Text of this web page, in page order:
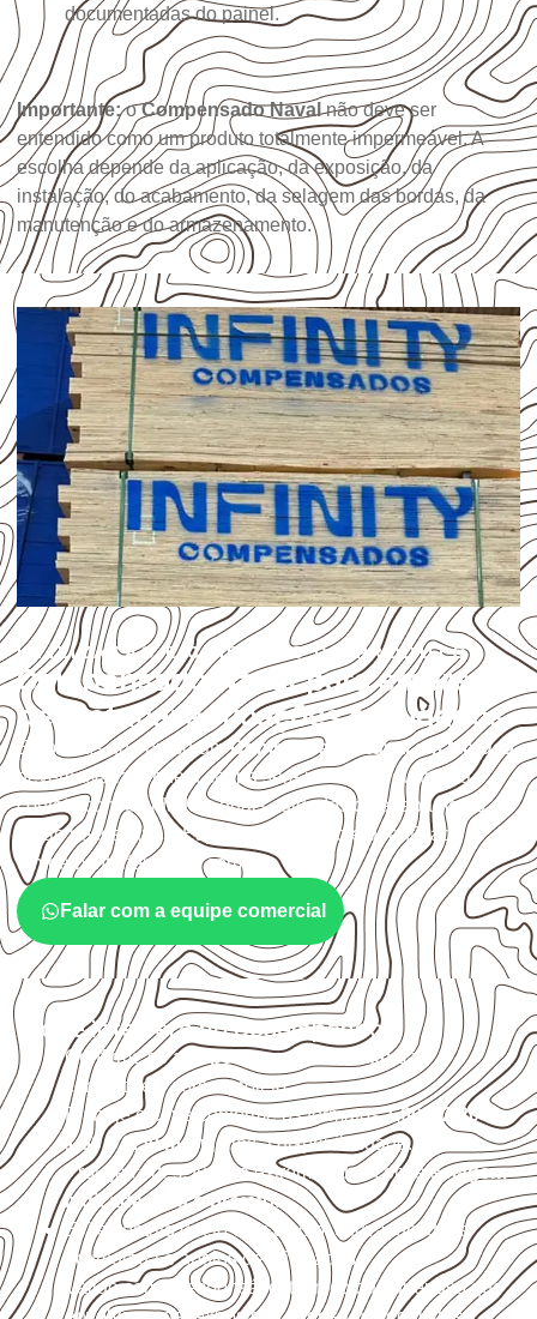
documentadas do painel.
Importante:oCompensado Navalnão deve ser
entendido como um produto totalmente impermeável. A
escolha depende da aplicação, da exposição, da
instalação, do acabamento, da selagem das bordas, da
manutenção e do armazenamento.
UTILIZAÇÃO E CUIDADOS DO PRODUTO
Compensado Naval para empresas
de Motuca: aplicações e cuidados
Empresas que procuramCompensado Naval em Motuca
devem avaliar onde a chapa será instalada, qual será o
contato com umidade e quais cuidados de acabamento
serão necessários. Espessura, formato e quantidade
também interferem na compra.
Falar com a equipe comercial
O que interfere no desempenho
Confirme se a espessura e o formatosão
compatíveis com o projeto.
Planeje o corte conforme os formatos1,60 × 2,20 m e
1,60 × 2,50 m, sujeitos à disponibilidade.
Proteja cortes, furos e extremidades com aselagem
indicada para o projeto.
Evite contato direto com o solo, chuva, umidade
acumulada e apoios desnivelados.
Valide com o responsável técnico qualquer uso que